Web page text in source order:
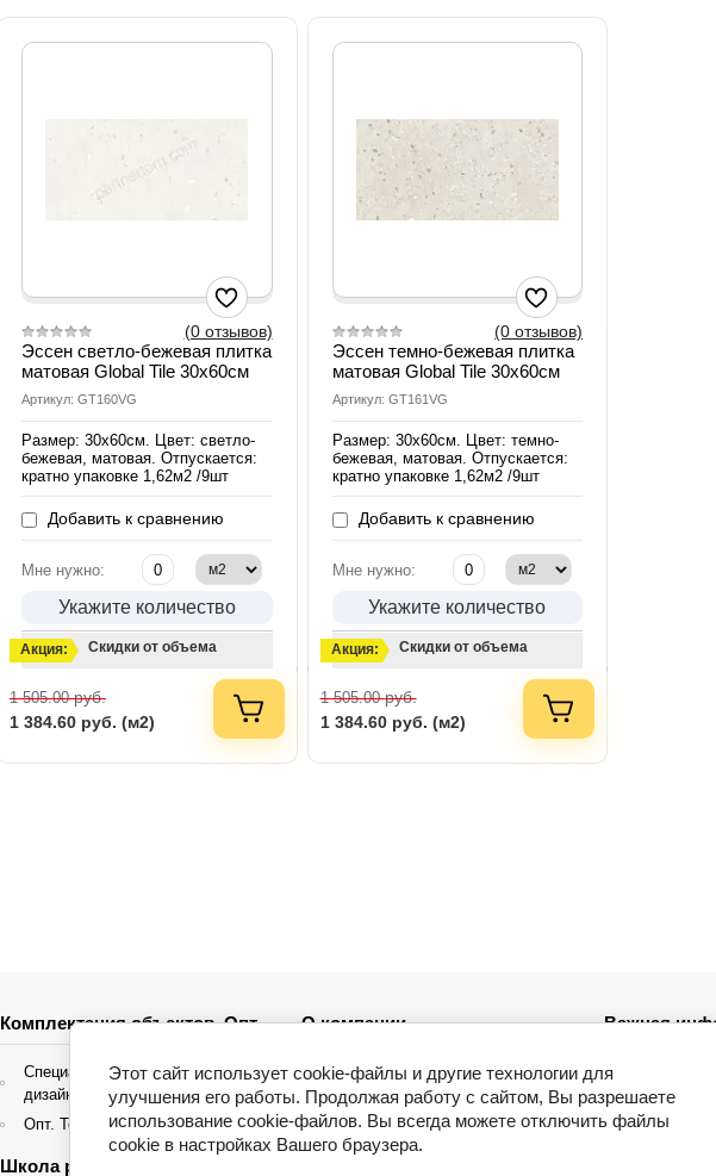
(0 отзывов)
Эссен светло-бежевая плитка
матовая Global Tile 30х60см
Артикул: GT160VG
Размер: 30х60см. Цвет: светло-
бежевая, матовая. Отпускается:
кратно упаковке 1,62м2 /9шт
Добавить к сравнению
Мне нужно:
Укажите количество
Акция: Скидки от объема
1 505.00руб.
1 384.60 руб. (м2)
(0 отзывов)
Эссен темно-бежевая плитка
матовая Global Tile 30х60см
Артикул: GT161VG
Размер: 30х60см. Цвет: темно-
бежевая, матовая. Отпускается:
кратно упаковке 1,62м2 /9шт
Добавить к сравнению
Мне нужно:
Укажите количество
Акция: Скидки от объема
1 505.00руб.
1 384.60 руб. (м2)
Комплектация объектов. Опт
Специальные условия для
дизайнеров интерьера
Опт. Торгующие организации
Школа ремонта
О компании
Новости
Отзывы о компании и услугах
Важная
Приемка
Гарантия
Этот сайт использует cookie-файлы и другие технологии для
улучшения его работы. Продолжая работу с сайтом, Вы разрешаете
использование cookie-файлов. Вы всегда можете отключить файлы
cookie в настройках Вашего браузера.